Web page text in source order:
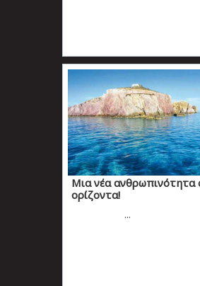
Μια νέα ανθρωπινότητα
ορίζοντα!
...